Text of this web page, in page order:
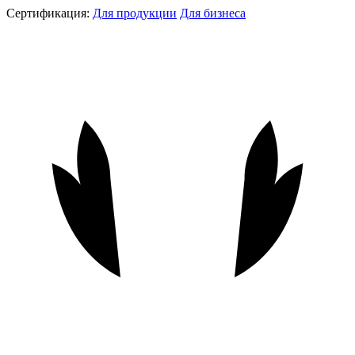
Сертификация: Для продукции Для бизнеса